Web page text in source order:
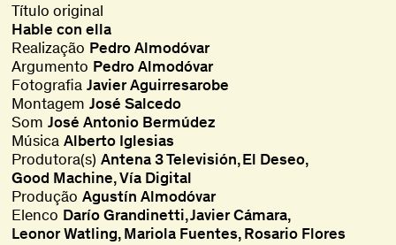
Título original
Hable con ella
Realização Pedro Almodóvar
Argumento Pedro Almodóvar
Fotografia Javier Aguirresarobe
Montagem José Salcedo
Som José Antonio Bermúdez
Música Alberto Iglesias
Produtora(s) Antena 3 Televisión El Deseo
Good Machine Vía Digital
Produção Agustín Almodóvar
Elenco Darío Grandinetti Javier Cámara
Leonor Watling Mariola Fuentes Rosario Flores